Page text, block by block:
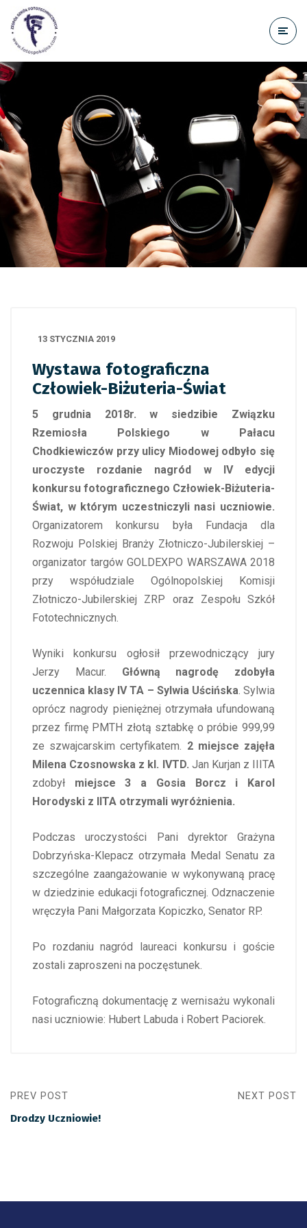
treści
13 STYCZNIA 2019
Wystawa fotograficzna
Człowiek-Biżuteria-Świat
5 grudnia 2018r. w siedzibie Związku
Rzemiosła Polskiego w Pałacu
Chodkiewiczów przy ulicy Miodowej odbyło się
uroczyste rozdanie nagród w IV edycji
konkursu fotograficznego Człowiek-Biżuteria-
Świat, w którym uczestniczyli nasi uczniowie.
Organizatorem konkursu była Fundacja dla
Rozwoju Polskiej Branży Złotniczo-Jubilerskiej –
organizator targów GOLDEXPO WARSZAWA 2018
przy współudziale Ogólnopolskiej Komisji
Złotniczo-Jubilerskiej ZRP oraz Zespołu Szkół
Fototechnicznych.
Wyniki konkursu ogłosił przewodniczący jury
Jerzy Macur. Główną nagrodę zdobyła
uczennica klasy IV TA – Sylwia Uścińska. Sylwia
oprócz nagrody pieniężnej otrzymała ufundowaną
przez firmę PMTH złotą sztabkę o próbie 999,99
ze szwajcarskim certyfikatem. 2 miejsce zajęła
Milena Czosnowska z kl. IVTD. Jan Kurjan z IIITA
zdobył miejsce 3 a Gosia Borcz i Karol
Horodyski z IITA otrzymali wyróżnienia.
Podczas uroczystości Pani dyrektor Grażyna
Dobrzyńska-Klepacz otrzymała Medal Senatu za
szczególne zaangażowanie w wykonywaną pracę
w dziedzinie edukacji fotograficznej. Odznaczenie
wręczyła Pani Małgorzata Kopiczko, Senator RP.
Po rozdaniu nagród laureaci konkursu i goście
zostali zaproszeni na poczęstunek.
Fotograficzną dokumentację z wernisażu wykonali
nasi uczniowie: Hubert Labuda i Robert Paciorek.
PREV POST
Drodzy Uczniowie!
NEXT POST